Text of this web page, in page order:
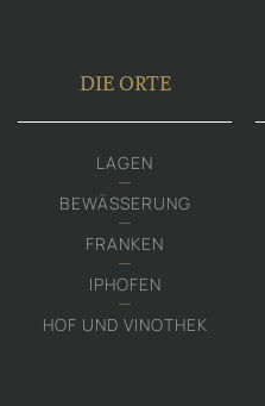
DIE ORTE
LAGEN
BEWÄSSERUNG
FRANKEN
IPHOFEN
HOF UND VINOTHEK